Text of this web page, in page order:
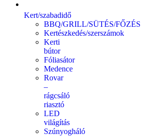
Kert/szabadidő
BBQ/GRILL/SÜTÉS/FŐZÉS
Kertészkedés/szerszámok
Kerti
bútor
Fóliasátor
Medence
Rovar
–
rágcsáló
riasztó
LED
világítás
Szúnyogháló